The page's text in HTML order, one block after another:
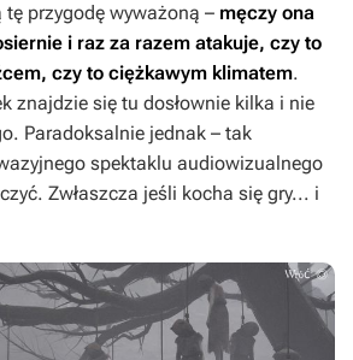
tę przygodę wyważoną – męczy ona
i raz za razem atakuje, czy to
czy to ciężkawym klimatem.
znajdzie się tu dosłownie kilka i nie
Paradoksalnie jednak – tak
spektaklu audiowizualnego
Zwłaszcza jeśli kocha się gry... i